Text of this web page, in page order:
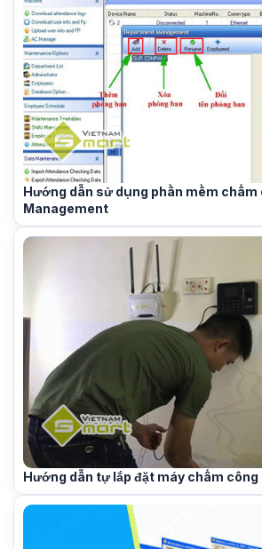
Hướng dẫn sử dụng phần mềm
Management
Hướng dẫn tự lắp đặt máy chấm